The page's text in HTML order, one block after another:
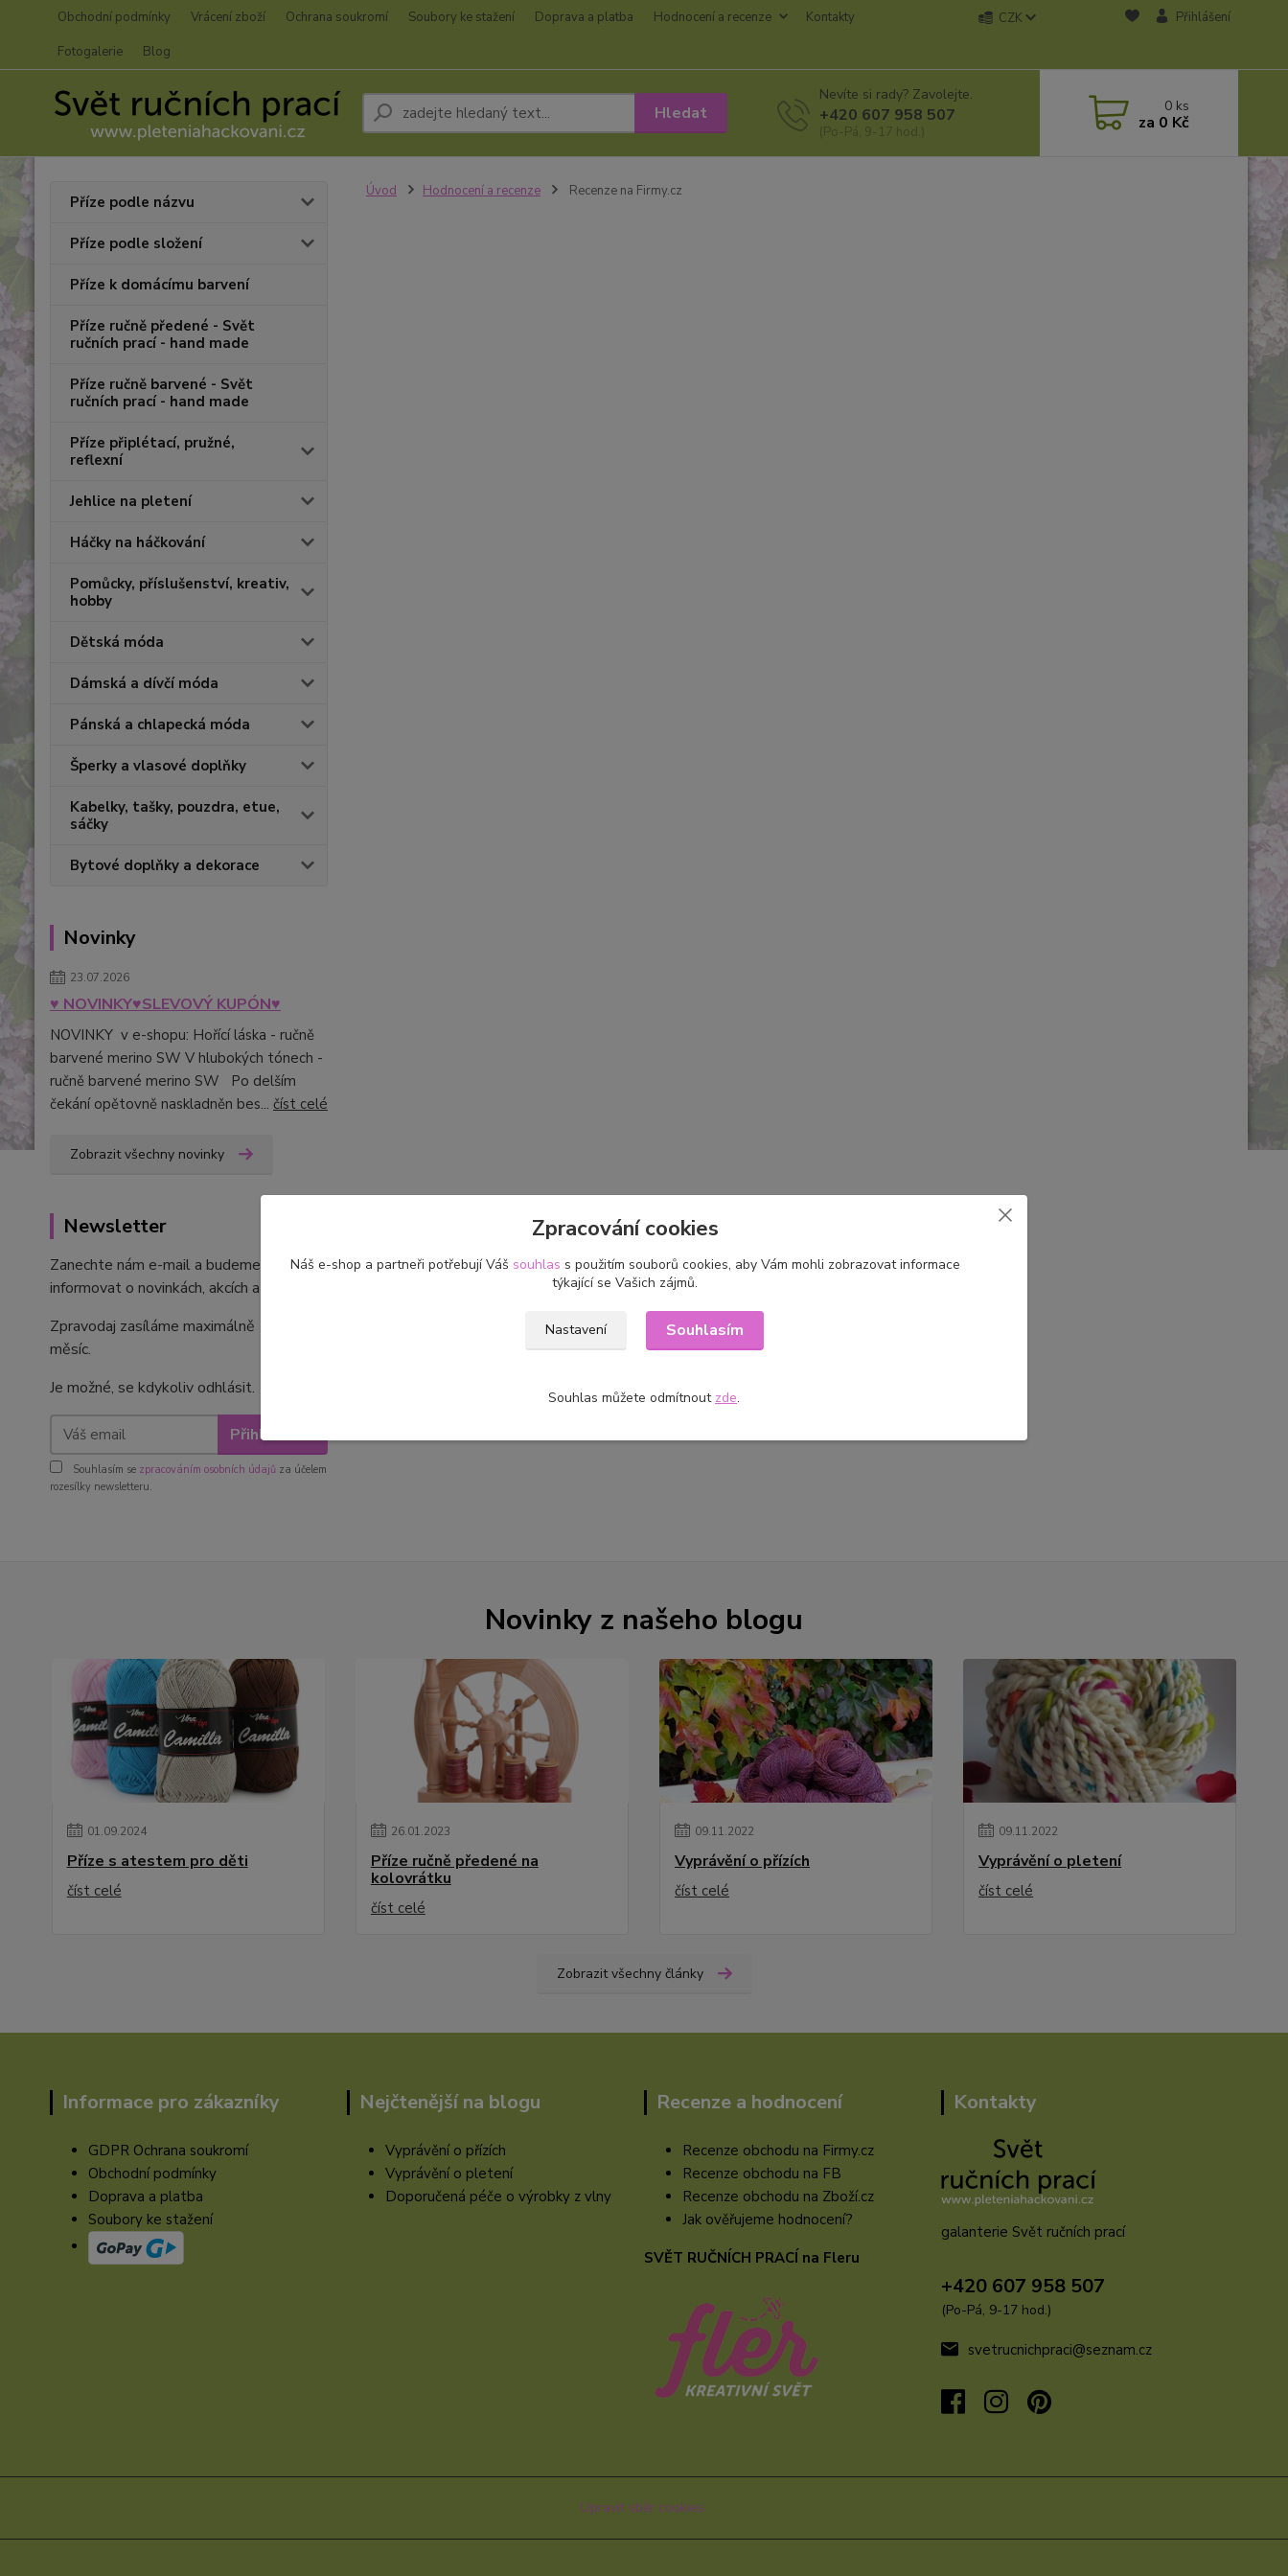
Obchodní podmínky Vrácení zboží Ochrana soukromí Soubory ke stažení Doprava a platba Hodnocení a recenze
Kontakty
Fotogalerie
Blog
CZK Přihlášení
Hledat
Nevíte si rady? Zavolejte.
+420 607 958 507
(Po-Pá, 9-17 hod.)
0 ks
za 0 Kč
Příze podle názvu
Příze podle složení
Příze k domácímu barvení
Příze ručně předené - Svět
ručních prací - hand made
Příze ručně barvené - Svět
ručních prací - hand made
Příze připlétací, pružné,
reflexní
Jehlice na pletení
Háčky na háčkování
Pomůcky, příslušenství, kreativ,
hobby
Dětská móda
Dámská a dívčí móda
Pánská a chlapecká móda
Šperky a vlasové doplňky
Kabelky, tašky, pouzdra, etue,
sáčky
Bytové doplňky a dekorace
Novinky
23.07.2026
♥ NOVINKY♥SLEVOVÝ KUPÓN♥
NOVINKY v e-shopu: Hořící láska - ručně
barvené merino SW V hlubokých tónech -
ručně barvené merino SW Po delším
čekání opětovně naskladněn bes... číst celé
Zobrazit všechny novinky
Newsletter
Zanechte nám e-mail a budeme Vás
informovat o novinkách, akcích a slevách.
Zpravodaj zasíláme maximálně 1- 2x za
měsíc.
Je možné, se kdykoliv odhlásit.
Přihlásit se
Souhlasím se zpracováním osobních údajů za účelem
rozesílky newsletteru.
Úvod Hodnocení a recenze Recenze na Firmy.cz
Novinky z našeho blogu
01.09.2024
Příze s atestem pro děti
číst celé
26.01.2023
Příze ručně předené na
kolovrátku
číst celé
09.11.2022
Vyprávění o přízích
číst celé
09.11.2022
Vyprávění o pletení
číst celé
Zobrazit všechny články
Informace pro zákazníky
GDPR Ochrana soukromí
Obchodní podmínky
Doprava a platba
Soubory ke stažení
Nejčtenější na blogu
Vyprávění o přízích
Vyprávění o pletení
Doporučená péče o výrobky z vlny
Recenze a hodnocení
Recenze obchodu na Firmy.cz
Recenze obchodu na FB
Recenze obchodu na Zboží.cz
Jak ověřujeme hodnocení?
SVĚT RUČNÍCH PRACÍ na Fleru
Kontakty
galanterie Svět ručních prací
+420 607 958 507
(Po-Pá, 9-17 hod.)
svetrucnichpraci@seznam.cz
Upravit sběr cookies.
Zpracování cookies
Náš e-shop a partneři potřebují Váš souhlas s použitím souborů cookies, aby Vám mohli zobrazovat informace
týkající se Vašich zájmů.
Nastavení Souhlasím
Souhlas můžete odmítnout zde.